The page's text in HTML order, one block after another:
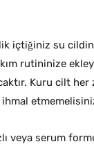
içtiğiniz su
rutininize
Kuru cilt her
veya serum